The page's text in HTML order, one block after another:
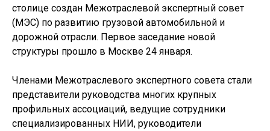
столице создан Межотраслевой экспертный совет
(МЭС) по развитию грузовой автомобильной и
дорожной отрасли. Первое заседание новой
структуры прошло в Москве 24 января.
Членами Межотраслевого экспертного совета стали
представители руководства многих крупных
профильных ассоциаций, ведущие сотрудники
специализированных НИИ, руководители